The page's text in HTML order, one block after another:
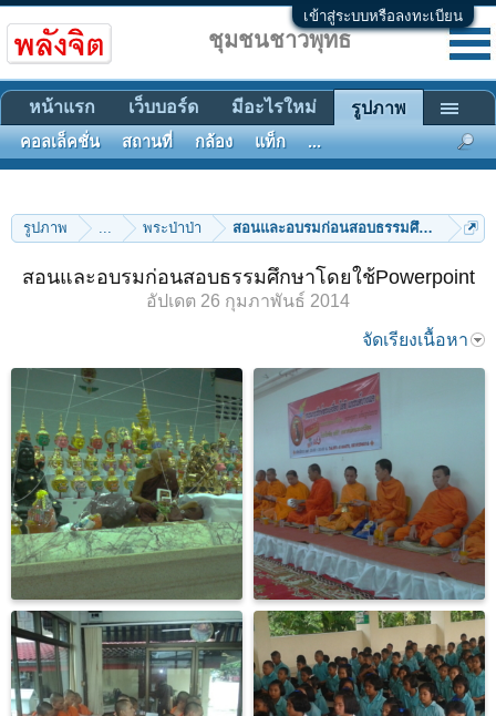
เข้าสู่ระบบหรือลงทะเบียน
รูปภาพ ... พระป่าป่า สอนและอบรมก่อนสอบธรรมศึกษาโดยใช้
สอนและอบรมก่อนสอบธรรมศึกษาโดยใช้Powerpoint
อัปเดต 26 กุมภาพันธ์ 2014
จัดเรียงเนื้อหา
ชุมชนชาวพุทธ
หน้าแรก เว็บบอร์ด มีอะไรใหม่ รูปภาพ
คอลเล็คชั่น สถานที่ กล้อง แท็ก ...